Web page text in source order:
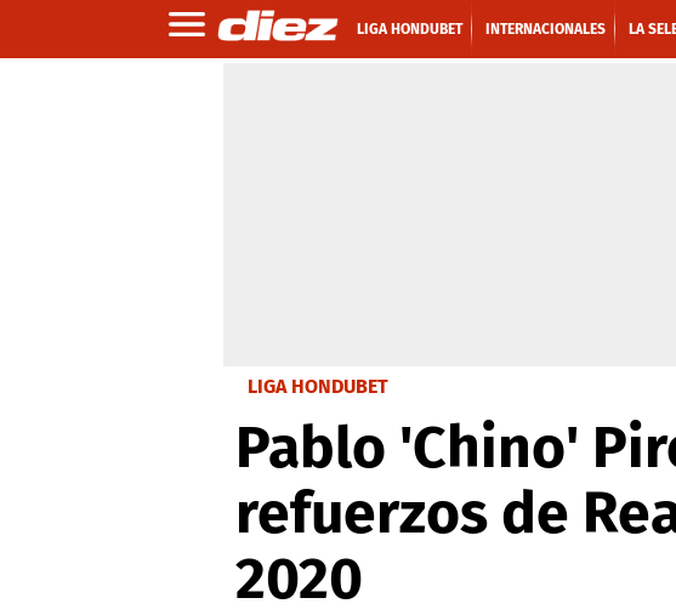
LIGA HONDUBET INTERNACIONALES LA
LIGA HONDUBET
Pablo 'Chino'
refuerzos de
2020